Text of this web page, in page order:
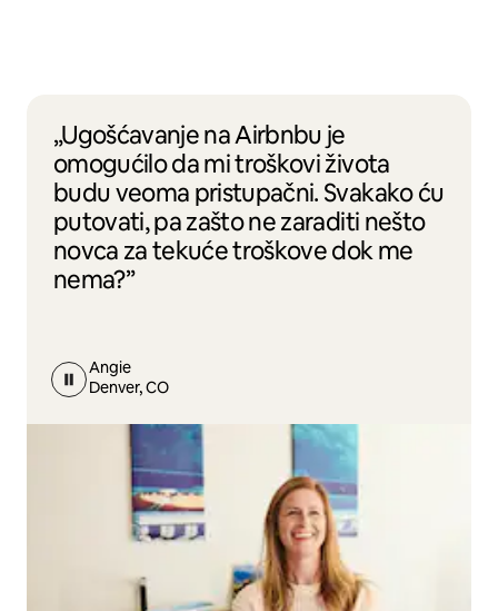
„Ugošćavanje na Airbnbu je
omogućilo da mi troškovi života
budu veoma pristupačni. Svakako ću
putovati, pa zašto ne zaraditi nešto
novca za tekuće troškove dok me
nema?”
Angie
Denver, CO